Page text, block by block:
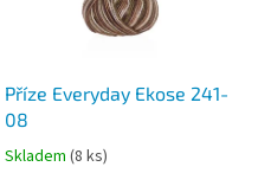
Příze Everyday Ekose 241-
08
Průměrné
Skladem (8 ks)